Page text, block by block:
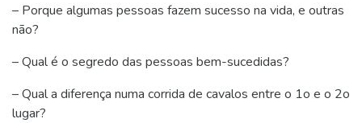
– Porque algumas pessoas fazem sucesso na vida, e outras
não?
– Qual é o segredo das pessoas bem-sucedidas?
– Qual a diferença numa corrida de cavalos entre o 1o e o 2o
lugar?